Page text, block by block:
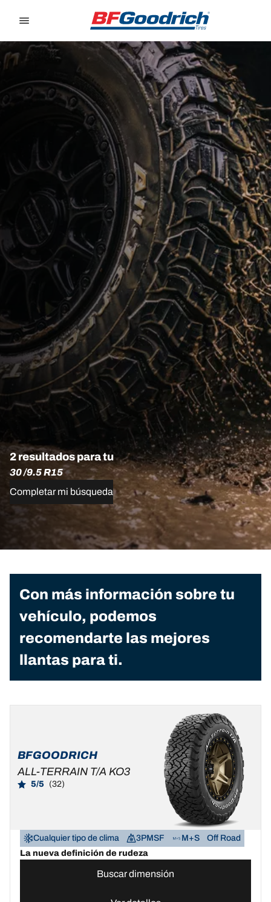
2 resultados para tu
30 /9.5 R15
Completar mi búsqueda
Con más información sobre tu
vehículo, podemos
recomendarte las mejores
llantas para ti.
BFGOODRICH
ALL-TERRAIN T/A KO3
5/5 (32)
Cualquier tipo de clima 3PMSF M+S
Off Road
La nueva definición de rudeza
Buscar dimensión